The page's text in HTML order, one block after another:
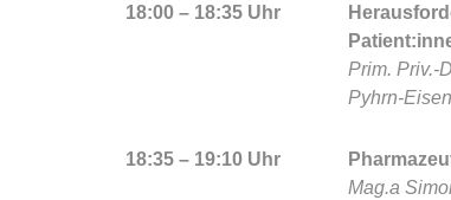
18:00 – 18:35 Uhr
Prim. Priv.-
Pyhrn-
18:35 – 19:10 Uhr
Mag.a